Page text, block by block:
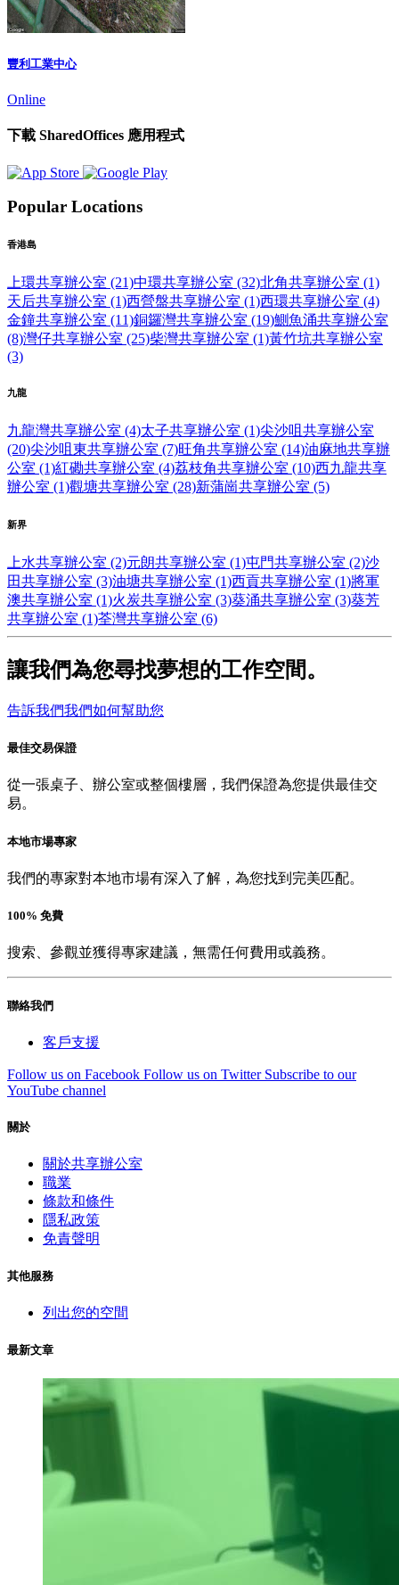
豐利工業中心
Online
下載 SharedOffices 應用程式
Popular Locations
香港島
上環共享辦公室 (21)中環共享辦公室 (32)北角共享辦公室 (1)
天后共享辦公室 (1)西營盤共享辦公室 (1)西環共享辦公室 (4)
金鐘共享辦公室 (11)銅鑼灣共享辦公室 (19)鰂魚涌共享辦公室
(8)灣仔共享辦公室 (25)柴灣共享辦公室 (1)黃竹坑共享辦公室
(3)
九龍
九龍灣共享辦公室 (4)太子共享辦公室 (1)尖沙咀共享辦公室
(20)尖沙咀東共享辦公室 (7)旺角共享辦公室 (14)油麻地共享辦
公室 (1)紅磡共享辦公室 (4)荔枝角共享辦公室 (10)西九龍共享
辦公室 (1)觀塘共享辦公室 (28)新蒲崗共享辦公室 (5)
新界
上水共享辦公室 (2)元朗共享辦公室 (1)屯門共享辦公室 (2)沙
田共享辦公室 (3)油塘共享辦公室 (1)西貢共享辦公室 (1)將軍
澳共享辦公室 (1)火炭共享辦公室 (3)葵涌共享辦公室 (3)葵芳
共享辦公室 (1)荃灣共享辦公室 (6)
讓我們為您尋找夢想的工作空間。
告訴我們我們如何幫助您
最佳交易保證
從一張桌子、辦公室或整個樓層，我們保證為您提供最佳交
易。
本地市場專家
我們的專家對本地市場有深入了解，為您找到完美匹配。
100% 免費
搜索、參觀並獲得專家建議，無需任何費用或義務。
聯絡我們
客戶支援
Follow us on Facebook Follow us on Twitter Subscribe to our
YouTube channel
關於
關於共享辦公室
職業
條款和條件
隱私政策
免責聲明
其他服務
列出您的空間
最新文章